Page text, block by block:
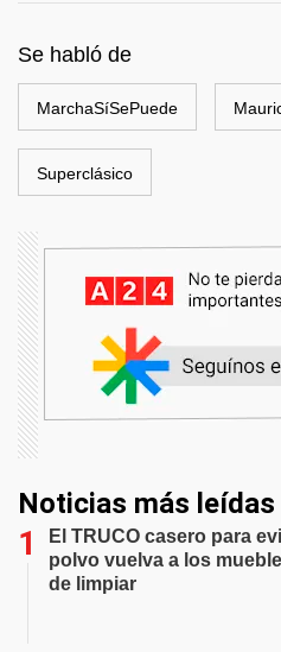
Se habló de
MarchaSíSePuede
Superclásico
Noticias más leídas
El TRUCO casero para
polvo vuelva a los
de limpiar